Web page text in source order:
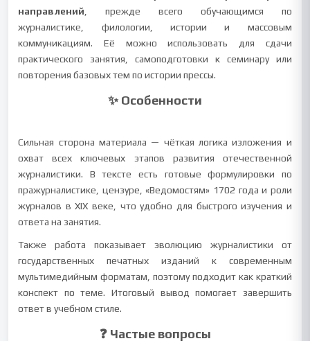
направлений , прежде всего обучающимся по
журналистике, филологии, истории и массовым
коммуникациям. Её можно использовать для сдачи
практического занятия, самоподготовки к семинару или
повторения базовых тем по истории прессы.
✨ Особенности
Сильная сторона материала — чёткая логика изложения и
охват всех ключевых этапов развития отечественной
журналистики. В тексте есть готовые формулировки по
пражурналистике, цензуре, «Ведомостям» 1702 года и роли
журналов в XIX веке, что удобно для быстрого изучения и
ответа на занятия.
Также работа показывает эволюцию журналистики от
государственных печатных изданий к современным
мультимедийным форматам, поэтому подходит как краткий
конспект по теме. Итоговый вывод помогает завершить
ответ в учебном стиле.
❓ Частые вопросы